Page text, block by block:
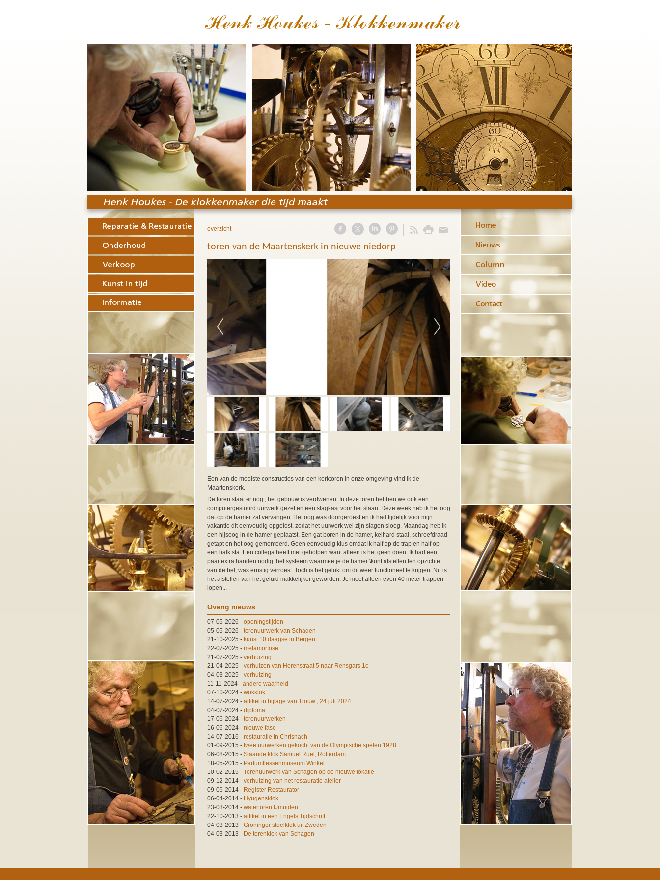
overzicht
toren van de Maartenskerk in nieuwe niedorp
Een van de mooiste constructies van een kerktoren in onze omgeving vind ik de
Maartenskerk.
De toren staat er nog , het gebouw is verdwenen. In deze toren hebben we ook een
computergestuurd uurwerk gezet en een slagkast voor het slaan. Deze week heb ik het oog
dat op de hamer zat vervangen. Het oog was doorgeroest en ik had tijdelijk voor mijn
vakantie dit eenvoudig opgelost, zodat het uurwerk wel zijn slagen sloeg. Maandag heb ik
een hijsoog in de hamer geplaatst. Een gat boren in de hamer, keihard staal, schroefdraad
getapt en het oog gemonteerd. Geen eenvoudig klus omdat ik half op de trap en half op
een balk sta. Een collega heeft met geholpen want alleen is het geen doen. Ik had een
paar extra handen nodig. het systeem waarmee je de hamer \kunt afstellen ten opzichte
van de bel, was ernstig verroest. Toch is het gelukt om dit weer functioneel te krijgen. Nu is
het afstellen van het geluid makkelijker geworden. Je moet alleen even 40 meter trappen
lopen...
Overig nieuws
07-05-2026 - openingstijden
05-05-2026 - torenuurwerk van Schagen
21-10-2025 - kunst 10 daagse in Bergen
22-07-2025 - metamorfose
21-07-2025 - verhuizing
21-04-2025 - verhuizen van Herenstraat 5 naar Rensgars 1c
04-03-2025 - verhuizing
11-11-2024 - andere waarheid
07-10-2024 - wokklok
14-07-2024 - artikel in bijlage van Trouw , 24 juli 2024
04-07-2024 - diploma
17-06-2024 - torenuurwerken
16-06-2024 - nieuwe fase
14-07-2016 - restauratie in Chrisnach
01-09-2015 - twee uurwerken gekocht van de Olympische spelen 1928
06-08-2015 - Staande klok Samuel Ruel, Rotterdam
18-05-2015 - Parfumflessenmuseum Winkel
10-02-2015 - Torenuurwerk van Schagen op de nieuwe lokatie
09-12-2014 - verhuizing van het restauratie atelier
09-06-2014 - Register Restaurator
06-04-2014 - Hyugensklok
23-03-2014 - watertoren IJmuiden
22-10-2013 - artikel in een Engels Tijdschrift
04-03-2013 - Groninger stoelklok uit Zweden
04-03-2013 - De torenklok van Schagen